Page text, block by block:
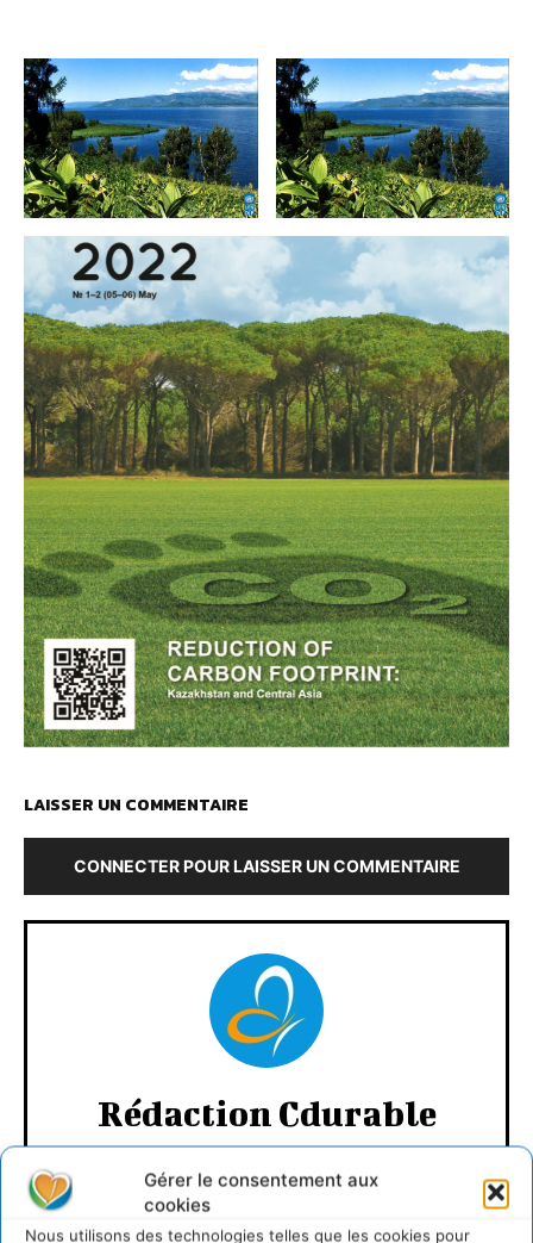
Gérer le consentement aux
cookies
Nous utilisons des technologies telles que les cookies pour
LAISSER UN COMMENTAIRE
CONNECTER POUR LAISSER UN COMMENTAIRE
Rédaction Cdurable